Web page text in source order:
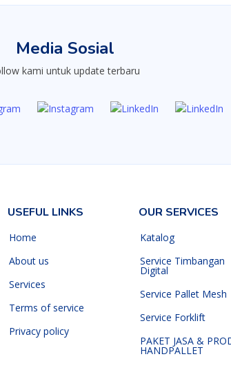
Media Sosial
kami untuk update terbaru
USEFUL LINKS
Home
About us
Services
Terms of service
Privacy policy
OUR SERVICES
Katalog
Service Timbangan
Digital
Service Pallet Mesh
Service Forklift
PAKET JASA &
HANDPALLET